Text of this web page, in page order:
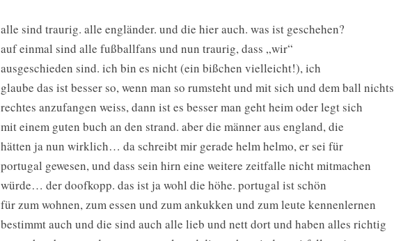
alle sind traurig. alle engländer. und die hier auch. was ist geschehen?
auf einmal sind alle fußballfans und nun traurig, dass „wir“
ausgeschieden sind. ich bin es nicht (ein bißchen vielleicht!), ich
glaube das ist besser so, wenn man so rumsteht und mit sich und dem ball nichts
rechtes anzufangen weiss, dann ist es besser man geht heim oder legt sich
mit einem guten buch an den strand. aber die männer aus england, die
hätten ja nun wirklich… da schreibt mir gerade helm helmo, er sei für
portugal gewesen, und dass sein hirn eine weitere zeitfalle nicht mitmachen
würde… der doofkopp. das ist ja wohl die höhe. portugal ist schön
für zum wohnen, zum essen und zum ankukken und zum leute kennenlernen
bestimmt auch und die sind auch alle lieb und nett dort und haben alles richtig